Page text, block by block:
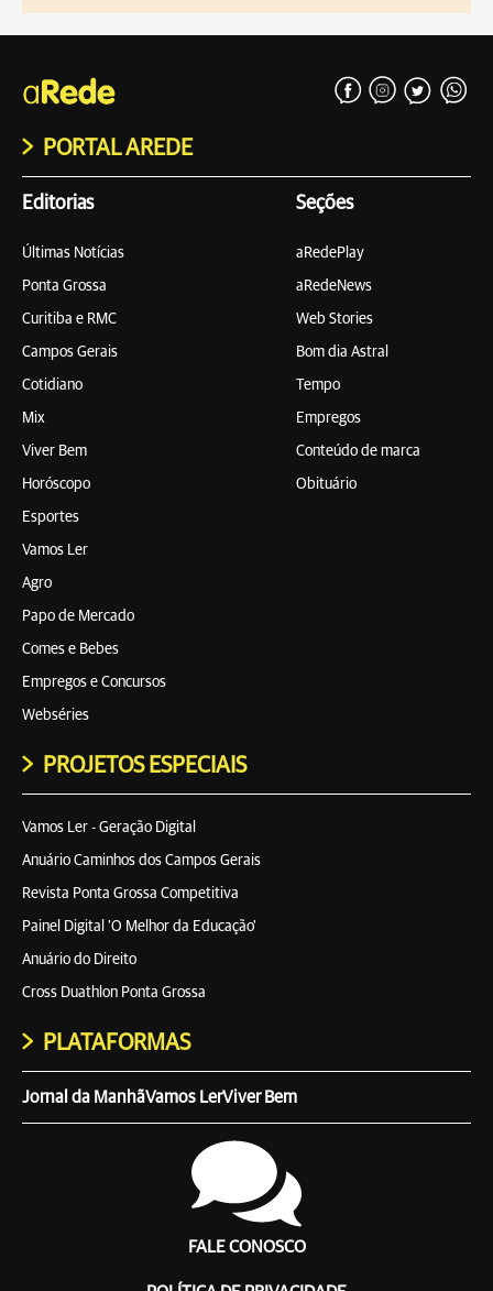
PORTAL AREDE
Editorias
Últimas Notícias
Ponta Grossa
Curitiba e RMC
Campos Gerais
Cotidiano
Mix
Viver Bem
Horóscopo
Esportes
Vamos Ler
Agro
Papo de Mercado
Comes e Bebes
Empregos e Concursos
Webséries
Seções
aRedePlay
aRedeNews
Web Stories
Bom dia Astral
Tempo
Empregos
Conteúdo de marca
Obituário
PROJETOS ESPECIAIS
Vamos Ler - Geração Digital
Anuário Caminhos dos Campos Gerais
Revista Ponta Grossa Competitiva
Painel Digital 'O Melhor da Educação'
Anuário do Direito
Cross Duathlon Ponta Grossa
PLATAFORMAS
Jornal da ManhãVamos LerViver Bem
FALE CONOSCO